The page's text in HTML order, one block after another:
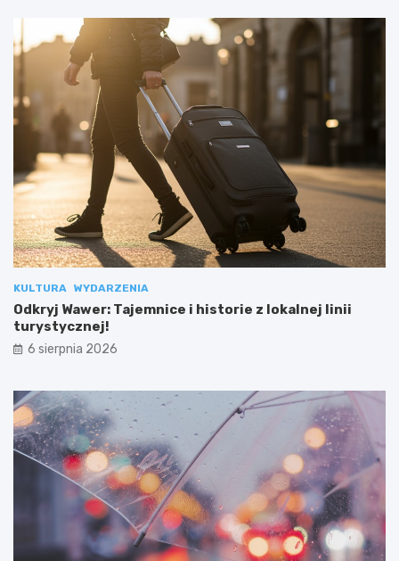
KULTURA WYDARZENIA
Odkryj Wawer: Tajemnice i historie z lokalnej linii
turystycznej!
6 sierpnia 2026